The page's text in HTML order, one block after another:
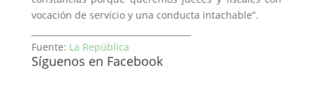
vocación de servicio y una conducta intachable”.
Fuente: La República
Síguenos en Facebook